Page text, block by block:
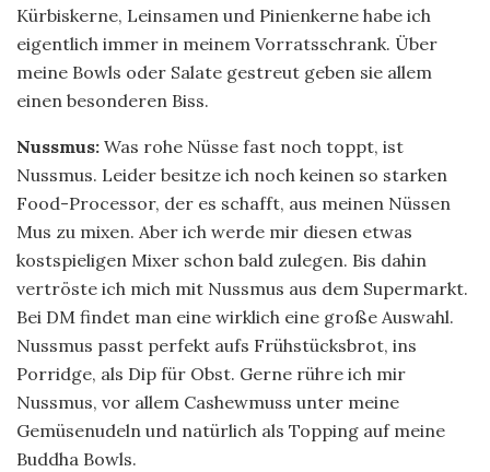
Kürbiskerne, Leinsamen und Pinienkerne habe ich
eigentlich immer in meinem Vorratsschrank. Über
meine Bowls oder Salate gestreut geben sie allem
einen besonderen Biss.
Nussmus: Was rohe Nüsse fast noch toppt, ist
Nussmus. Leider besitze ich noch keinen so starken
Food-Processor, der es schafft, aus meinen Nüssen
Mus zu mixen. Aber ich werde mir diesen etwas
kostspieligen Mixer schon bald zulegen. Bis dahin
vertröste ich mich mit Nussmus aus dem Supermarkt.
Bei DM findet man eine wirklich eine große Auswahl.
Nussmus passt perfekt aufs Frühstücksbrot, ins
Porridge, als Dip für Obst. Gerne rühre ich mir
Nussmus, vor allem Cashewmuss unter meine
Gemüsenudeln und natürlich als Topping auf meine
Buddha Bowls.